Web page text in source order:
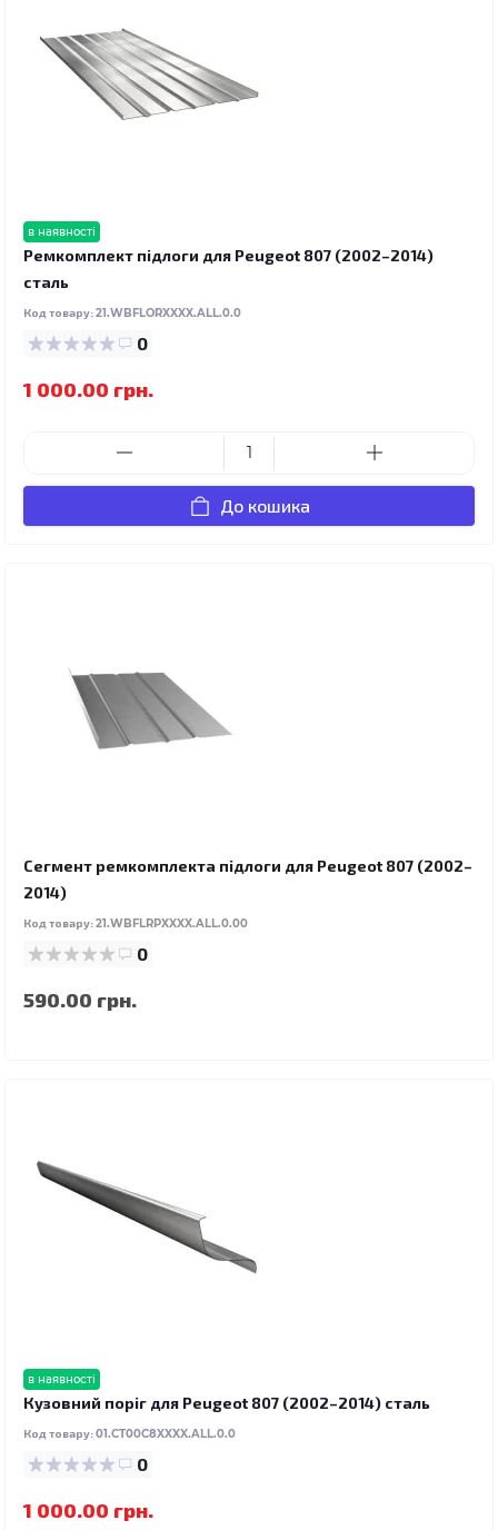
в наявності
Ремкомплект підлоги для Peugeot 807 (2002–2014)
сталь
Код товару:21.WBFLORXXXX.ALL.0.0
0
1 000.00 грн.
До кошика
Сегмент ремкомплекта підлоги для Peugeot 807 (2002–
2014)
Код товару:21.WBFLRPXXXX.ALL.0.00
0
590.00 грн.
в наявності
Кузовний поріг для Peugeot 807 (2002–2014) сталь
Код товару:01.CT00C8XXXX.ALL.0.0
0
1 000.00 грн.